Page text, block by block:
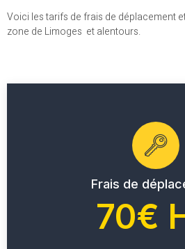
Voici les tarifs de frais de déplacement
zone de Limoges et alentours.
Frais de
70€